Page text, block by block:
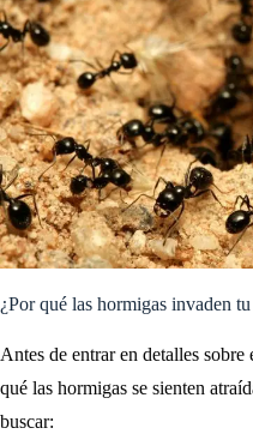
¿Por qué las hormigas invaden
Antes de entrar en detalles
qué las hormigas se sienten
buscar: